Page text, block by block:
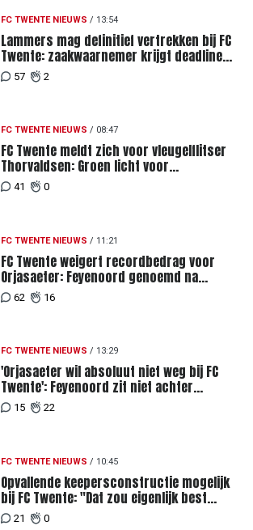
FC TWENTE NIEUWS / 13:54
Lammers mag definitief vertrekken bij FC
Twente: zaakwaarnemer krijgt deadline
vanwege komst vervanger
57 2
FC TWENTE NIEUWS / 08:47
FC Twente meldt zich voor vleugelflitser
Thorvaldsen: Groen licht voor
miljoenenbod
41 0
FC TWENTE NIEUWS / 11:21
FC Twente weigert recordbedrag voor
Orjasaeter: Feyenoord genoemd na
megabod
62 16
FC TWENTE NIEUWS / 13:29
'Orjasaeter wil absoluut niet weg bij FC
Twente': Feyenoord zit niet achter
recordbod
15 22
FC TWENTE NIEUWS / 10:45
Opvallende keepersconstructie mogelijk
bij FC Twente: "Dat zou eigenlijk best
kunnen"
21 0